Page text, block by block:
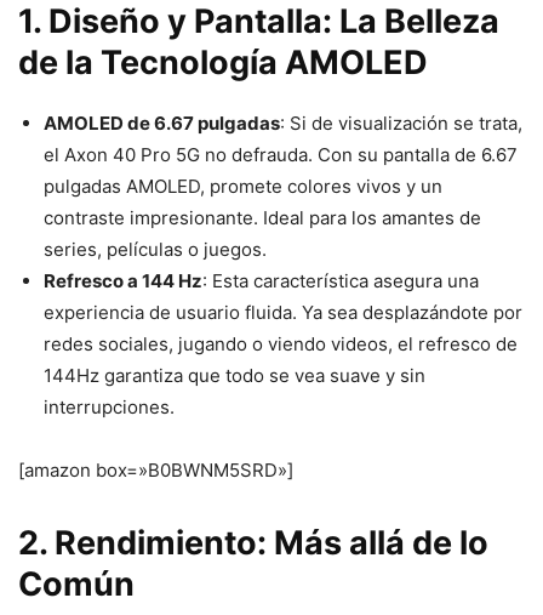
1. Diseño y Pantalla: La Belleza
de la Tecnología AMOLED
AMOLED de 6.67 pulgadas: Si de visualización se trata,
el Axon 40 Pro 5G no defrauda. Con su pantalla de 6.67
pulgadas AMOLED, promete colores vivos y un
contraste impresionante. Ideal para los amantes de
series, películas o juegos.
Refresco a 144 Hz: Esta característica asegura una
experiencia de usuario fluida. Ya sea desplazándote por
redes sociales, jugando o viendo videos, el refresco de
144Hz garantiza que todo se vea suave y sin
interrupciones.
[amazon box=»B0BWNM5SRD»]
2. Rendimiento: Más allá de lo
Común